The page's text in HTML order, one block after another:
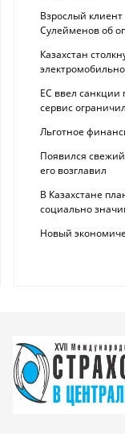
Взрослый
Сулейменов об
Казахстан
ЕС ввел санкции
сервис
Льготное
Появился
его возглавил
В Казахстане
социально
Новый